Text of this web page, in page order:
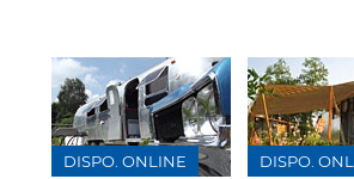
DISPO. ONLINE DISPO.